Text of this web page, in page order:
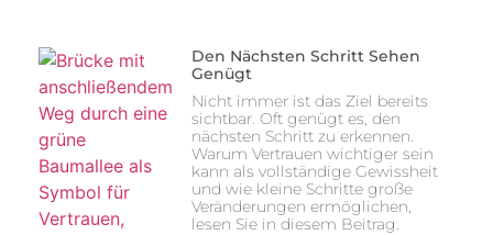
Den Nächsten Schritt Sehen
Genügt
Nicht immer ist das Ziel bereits
sichtbar. Oft genügt es, den
nächsten Schritt zu erkennen.
Warum Vertrauen wichtiger sein
kann als vollständige Gewissheit
und wie kleine Schritte große
Veränderungen ermöglichen,
lesen Sie in diesem Beitrag.